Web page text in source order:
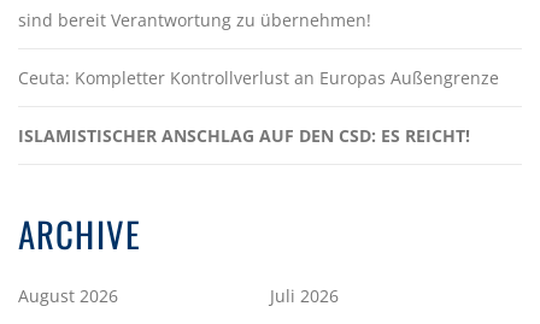
sind bereit Verantwortung zu übernehmen!
Ceuta: Kompletter Kontrollverlust an Europas Außengrenze
ISLAMISTISCHER ANSCHLAG AUF DEN CSD: ES REICHT!
ARCHIVE
August 2026
Juli 2026